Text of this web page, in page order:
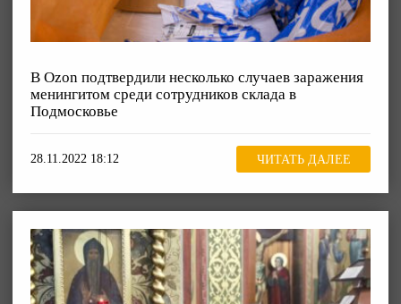
В Ozon подтвердили несколько случаев заражения
менингитом среди сотрудников склада в
Подмосковье
28.11.2022 18:12 ЧИТАТЬ ДАЛЕЕ